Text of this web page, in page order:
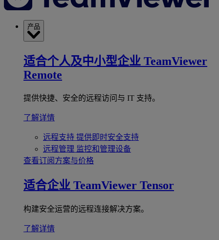
产品
适合个人及中小型企业 TeamViewer
Remote
提供快捷、安全的远程访问与 IT 支持。
了解详情
远程支持 提供即时安全支持
远程管理 监控和管理设备
查看订阅方案与价格
适合企业 TeamViewer Tensor
构建安全运营的远程连接解决方案。
了解详情